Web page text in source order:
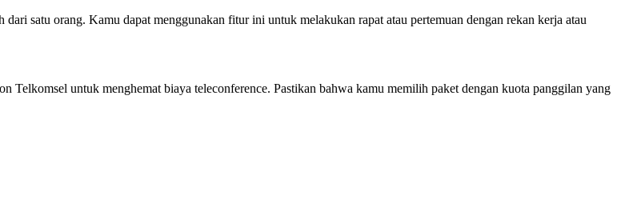
satu orang. Kamu dapat menggunakan fitur ini untuk melakukan rapat atau pertemuan dengan rekan kerja atau
Telkomsel untuk menghemat biaya teleconference. Pastikan bahwa kamu memilih paket dengan kuota panggilan yang